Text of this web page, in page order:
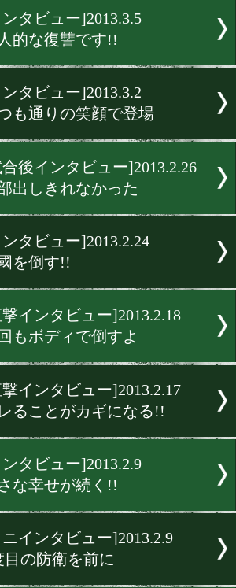
[直撃インタビュー
いまは五分五分です!!
[インタビュー]2013.3.8
俺が井上の相手だ!!
[インタビュー]2013.3.5
[インタビュー]2013.3.2
いつも通りの笑顔で登場
[試合後インタビュー
全部出しきれなかった
[インタビュー]2013.2.24
小國を倒す!!
[直撃インタビュー
今回もボディで倒すよ